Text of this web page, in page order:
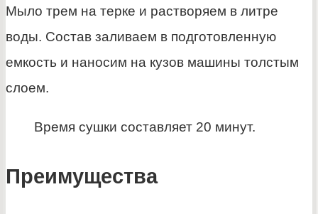
Мыло трем на терке и растворяем в литре
воды. Состав заливаем в подготовленную
емкость и наносим на кузов машины толстым
слоем.
Время сушки составляет 20 минут.
Преимущества